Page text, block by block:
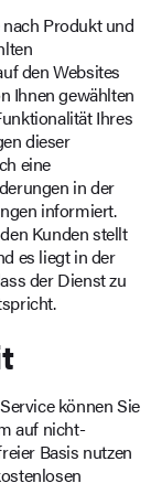
Produkt und
den Websites
Ihnen gewählten
Ihres
dieser
eine
in der
informiert.
Kunden stellt
es liegt in der
der Dienst zu
können Sie
auf nicht-
Basis nutzen